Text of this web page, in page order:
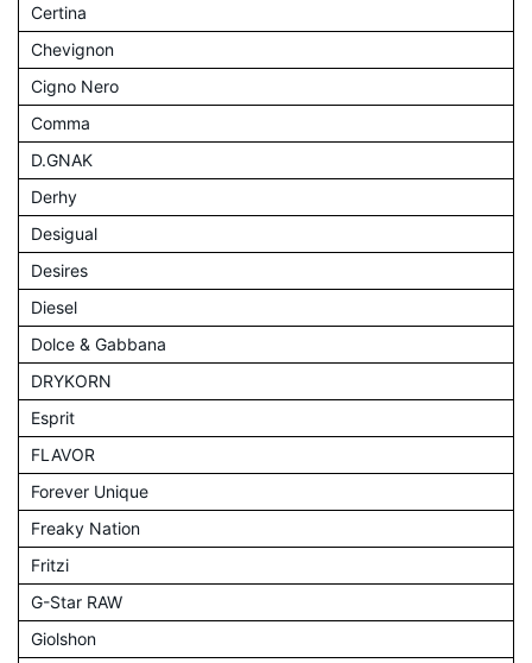
Certina
Chevignon
Cigno Nero
Comma
D.GNAK
Derhy
Desigual
Desires
Diesel
Dolce & Gabbana
DRYKORN
Esprit
FLAVOR
Forever Unique
Freaky Nation
Fritzi
G-Star RAW
Giolshon